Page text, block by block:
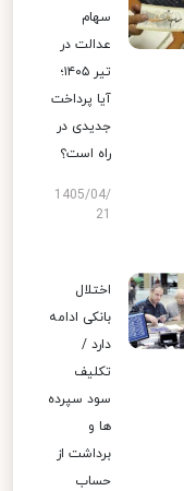
سهام
عدالت در
تیر ۱۴۰۵؛
آیا پرداخت
جدیدی در
راه است؟
1405/04/
اختلال
بانکی ادامه
دارد /
تکلیف
سود سپرده
ها و
برداشت از
حساب